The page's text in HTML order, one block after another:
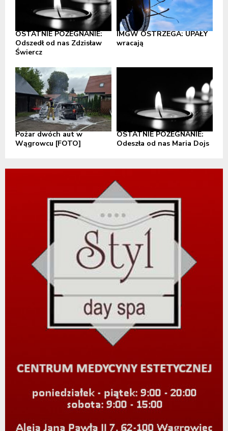
OSTATNIE POŻEGNANIE:
Odszedł od nas Zdzisław
Świercz
IMGW OSTRZEGA: UPAŁY
wracają
Pożar dwóch aut w
Wągrowcu [FOTO]
OSTATNIE POŻEGNANIE:
Odeszła od nas Maria Dojs